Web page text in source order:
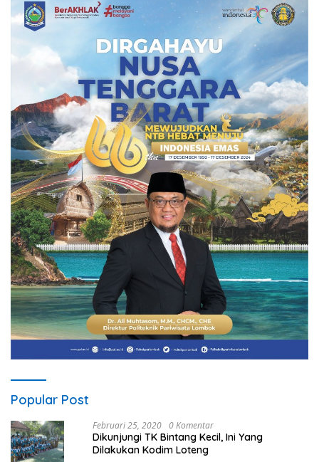
Popular Post
Februari 25, 2020 0 Komentar
Dikunjungi TK Bintang Kecil, Ini Yang
Dilakukan Kodim Loteng